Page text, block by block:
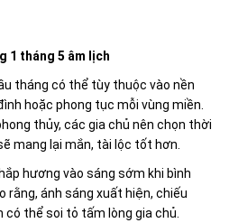
1 tháng 5 âm lịch
tháng có thể tùy thuộc vào nền
hoặc phong tục mỗi vùng miền.
thủy, các gia chủ nên chọn thời
mang lại mắn, tài lộc tốt hơn.
hương vào sáng sớm khi bình
rằng, ánh sáng xuất hiện, chiếu
có thể soi tỏ tấm lòng gia chủ.